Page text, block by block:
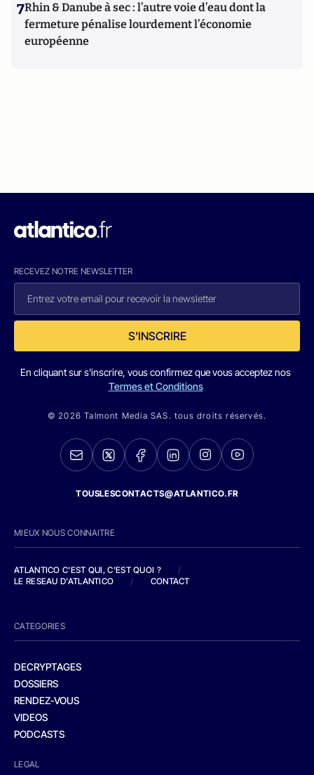
7Rhin & Danube à sec : l’autre voie d’eau dont la
fermeture pénalise lourdement l’économie
européenne
RECEVEZ NOTRE NEWSLETTER
S'INSCRIRE
En cliquant sur s'inscrire, vous confirmez que vous acceptez nos
Termes et Conditions
© 2026 Talmont Media SAS. tous droits réservés.
TOUSLESCONTACTS@ATLANTICO.FR
MIEUX NOUS CONNAITRE
ATLANTICO C'EST QUI, C'EST QUOI ?
/
LE RESEAU D'ATLANTICO
/ CONTACT
CATEGORIES
DECRYPTAGES
DOSSIERS
RENDEZ-VOUS
VIDEOS
PODCASTS
LEGAL